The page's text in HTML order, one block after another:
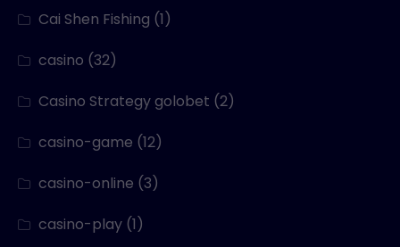
Cai Shen Fishing (1)
casino (32)
Casino Strategy golobet (2)
casino-game (12)
casino-online (3)
casino-play (1)